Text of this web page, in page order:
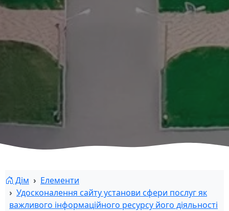
Дім
Елементи
Удосконалення сайту установи сфери послуг як
важливого інформаційного ресурсу його діяльності